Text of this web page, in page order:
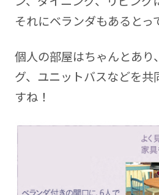
それにベランダもあるとっ
個人の部屋はちゃんとあり
グ、ユニットバスなどを
すね！